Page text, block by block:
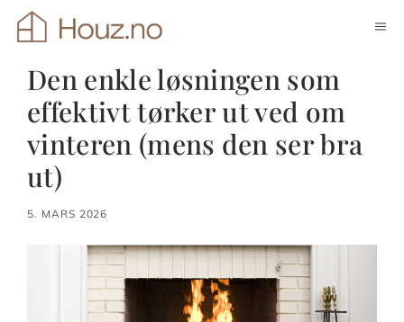
Hopp
Den enkle løsningen som
effektivt tørker ut ved om
vinteren (mens den ser bra
ut)
5. MARS 2026